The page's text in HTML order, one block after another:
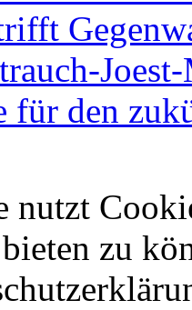
für den
nutzt
zu